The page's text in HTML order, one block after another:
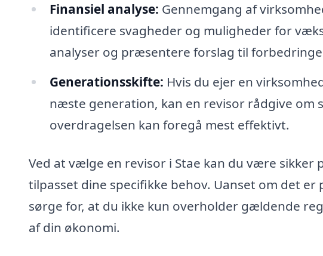
Finansiel analyse: Gennemgang af
identificere svagheder og muligheder for
analyser og præsentere forslag til
Generationsskifte: Hvis du ejer en
næste generation, kan en revisor rådgive om
overdragelsen kan foregå mest effektivt.
Ved at vælge en revisor i Stae kan du være
tilpasset dine specifikke behov. Uanset om det
sørge for, at du ikke kun overholder gældende
af din økonomi.